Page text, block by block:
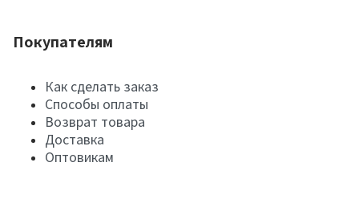
Покупателям
Как сделать заказ
Способы оплаты
Возврат товара
Доставка
Оптовикам